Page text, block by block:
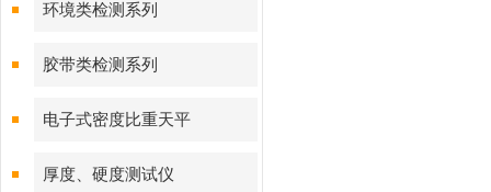
环境类检测系列
胶带类检测系列
电子式密度比重天平
厚度、硬度测试仪